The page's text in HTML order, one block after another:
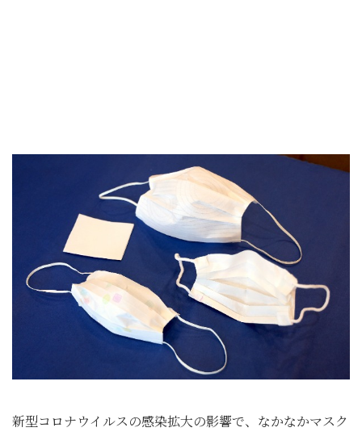
新型コロナウイルスの感染拡大の影響で、なかなかマスク